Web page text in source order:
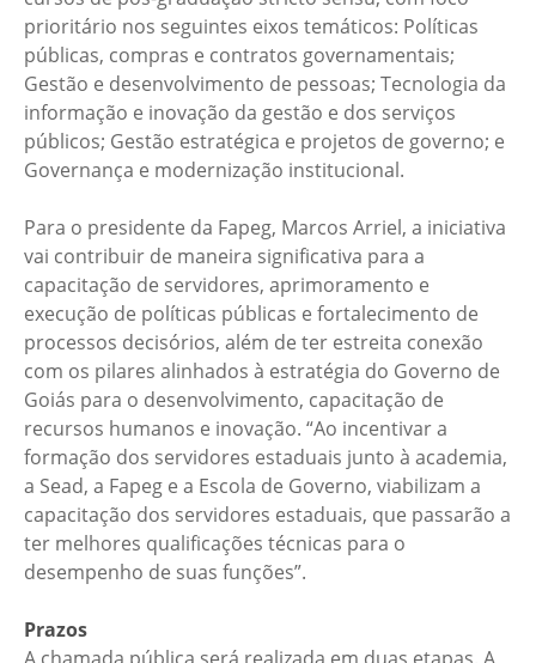
prioritário nos seguintes eixos temáticos: Políticas
públicas, compras e contratos governamentais;
Gestão e desenvolvimento de pessoas; Tecnologia da
informação e inovação da gestão e dos serviços
públicos; Gestão estratégica e projetos de governo; e
Governança e modernização institucional.
Para o presidente da Fapeg, Marcos Arriel, a iniciativa
vai contribuir de maneira significativa para a
capacitação de servidores, aprimoramento e
execução de políticas públicas e fortalecimento de
processos decisórios, além de ter estreita conexão
com os pilares alinhados à estratégia do Governo de
Goiás para o desenvolvimento, capacitação de
recursos humanos e inovação. “Ao incentivar a
formação dos servidores estaduais junto à academia,
a Sead, a Fapeg e a Escola de Governo, viabilizam a
capacitação dos servidores estaduais, que passarão a
ter melhores qualificações técnicas para o
desempenho de suas funções”.
Prazos